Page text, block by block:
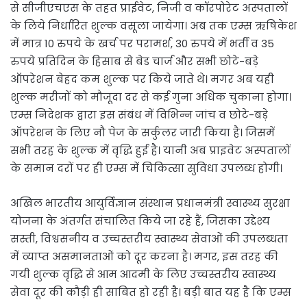
से सीजीएचएस के तहत प्राईवेट, निजी व कॉरपोरेट अस्पतालों
के लिये निर्धारित शुल्क वसूला जायेगा। अब तक एम्स ऋषिकेश
में मात्र 10 रुपये के खर्च पर परामर्श, 30 रुपये में भर्ती व 35
रुपये प्रतिदिन के हिसाब से बेड चार्ज और सभी छोटे-बड़े
ऑपरेशन बेहद कम शुल्क पर किये जाते थे। मगर अब यही
शुल्क मरीजों को मौजूदा दर से कई गुना अधिक चुकाना होगा।
एम्स निदेशक द्वारा इस संबंध में विभिन्न जांच व छोटे-बड़े
ऑपरेशन के लिए नौ पेज के सर्कुलर जारी किया है। जिसमें
सभी तरह के शुल्क में वृद्धि हुई है। यानी अब प्राइवेट अस्पतालों
के समान दरों पर ही एम्स में चिकित्सा सुविधा उपलब्ध होगी।
अखिल भारतीय आयुर्विज्ञान संस्थान प्रधानमंत्री स्वास्थ्य सुरक्षा
योजना के अंतर्गत संचालित किये जा रहे हैं, जिसका उद्देश्य
सस्ती, विश्वसनीय व उच्चस्तरीय स्वास्थ्य सेवाओं की उपलब्धता
में व्याप्त असमानताओं को दूर करना है। मगर, इस तरह की
गयी शुल्क वृद्धि से आम आदमी के लिए उच्चस्तरीय स्वास्थ्य
सेवा दूर की कौड़ी ही साबित हो रही है। बड़ी बात यह है कि एम्स